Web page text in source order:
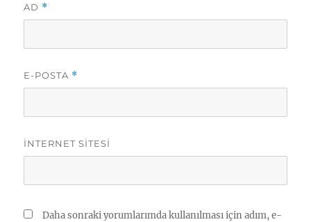
AD *
E-POSTA *
İNTERNET SITESI
Daha sonraki yorumlarımda kullanılması için adım, e-